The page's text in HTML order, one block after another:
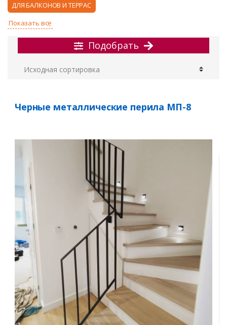
ДЛЯ БАЛКОНОВ И ТЕРРАС
Подобрать
Черные металлические перила МП-8